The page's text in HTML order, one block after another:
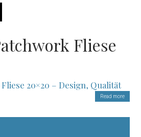
Fliese
20×20 – Design, Qualität
Stil gestalten
Fliese 20×20
Read more